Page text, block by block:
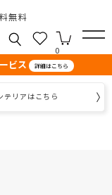
無料
0
ビス 詳細はこちら
テリアはこちら